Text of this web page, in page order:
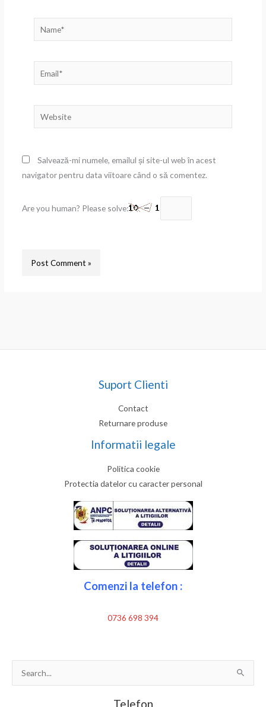
Name*
Website
Salvează-mi numele, emailul și site-ul web în acest
navigator pentru data viitoare când o să comentez.
Are you human? Please solve:
Suport Clienti
Contact
Returnare produse
Informatii legale
Politica cookie
Protectia datelor cu caracter personal
Comenzi la telefon :
0736 698 394
Search
Telefon